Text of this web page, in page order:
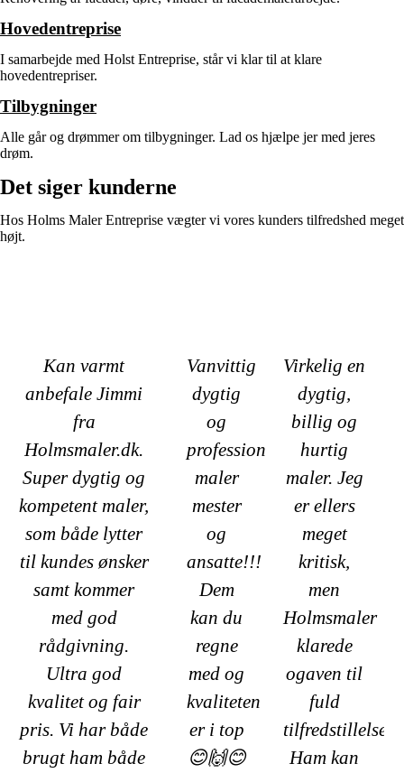
Hovedentreprise
I samarbejde med Holst Entreprise, står vi klar til at klare
hovedentrepriser.
Tilbygninger
Alle går og drømmer om tilbygninger. Lad os hjælpe jer med jeres
drøm.
Det siger kunderne
Hos Holms Maler Entreprise vægter vi vores kunders tilfredshed meget
højt.
Kan varmt
anbefale Jimmi
fra
Holmsmaler.dk.
Super dygtig og
kompetent maler,
som både lytter
til kundes ønsker
samt kommer
med god
rådgivning.
Ultra god
kvalitet og fair
pris. Vi har både
brugt ham både
Vanvittig
dygtig
og
professionel
maler
mester
og
ansatte!!!
Dem
kan du
regne
med og
kvaliteten
er i top
😊🙌😊
Virkelig en
dygtig,
billig og
hurtig
maler. Jeg
er ellers
meget
kritisk,
men
Holmsmaler
klarede
ogaven til
fuld
tilfredstillelse.
Ham kan